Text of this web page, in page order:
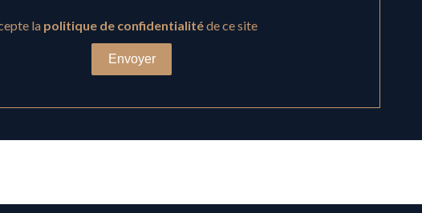
la politique de confidentialitéde ce site
Envoyer